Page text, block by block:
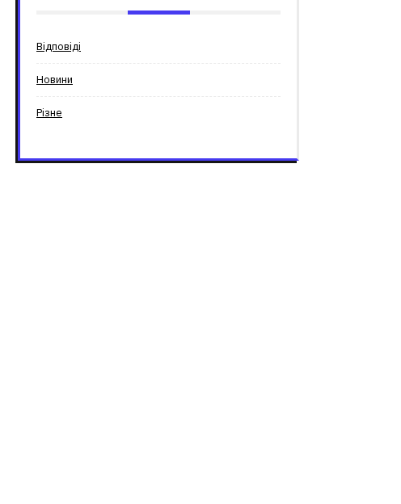
Відповіді
Новини
Різне